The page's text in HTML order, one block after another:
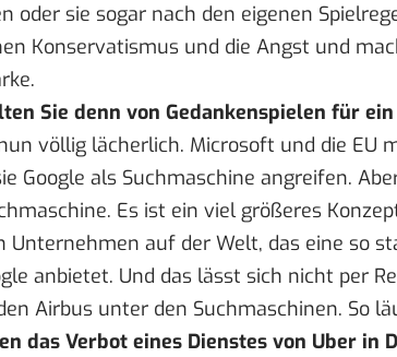
oder sie sogar nach den eigenen
Konservatismus und die Angst und
Sie denn von Gedankenspielen für
völlig lächerlich. Microsoft und die EU
Google als Suchmaschine angreifen.
Es ist ein viel größeres
Unternehmen auf der Welt, das eine so
anbietet. Und das lässt sich nicht per
Airbus unter den Suchmaschinen. So
das Verbot eines Dienstes von Uber in